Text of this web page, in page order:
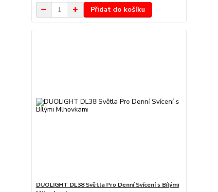
Přidat do košíku
DUOLIGHT DL38 Světla Pro Denní Svícení s Bílými